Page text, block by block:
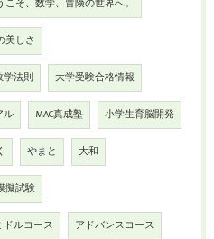
こそ、数学、冒険の世界へ。
美しさ
学法則 大学受験合格情報
ル MAC真成塾 小学生育脳開発
やまと 大和
擬試験
ドルコース アドバンスコース